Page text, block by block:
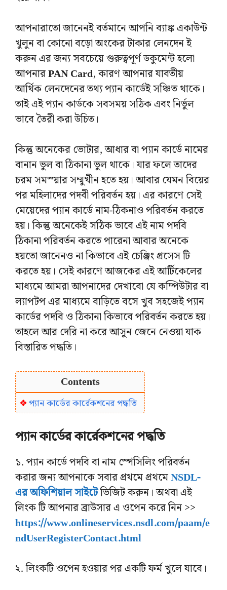
আপনারাতো জানেনই বর্তমানে আপনি ব্যাঙ্ক একাউন্ট
খুলুন বা কোনো বড়ো অংকের টাকার লেনদেন ই
করুন এর জন্য সবচেয়ে গুরুত্বপূর্ণ ডকুমেন্ট হলো
আপনারPAN Card, কারণ আপনার যাবতীয়
আর্থিক লেনদেনের তথ্য প্যান কার্ডেই সঞ্চিত থাকে।
তাই এই প্যান কার্ডকে সবসময় সঠিক এবং নির্ভুল
ভাবে তৈরী করা উচিত।
কিন্তু অনেকের ভোটার, আধার বা প্যান কার্ডে নামের
বানান ভুল বা ঠিকানা ভুল থাকে। যার ফলে তাদের
চরম সমস্য়ার সম্মুখীন হতে হয়। আবার যেমন বিয়ের
পর মহিলাদের পদবী পরিবর্তন হয়। এর কারণে সেই
মেয়েদের প্যান কার্ডে নাম-ঠিকনাও পরিবর্তন করতে
হয়। কিন্তু অনেকেই সঠিক ভাবে এই নাম পদবি
ঠিকানা পরিবর্তন করতে পারেনা আবার অনেকে
হয়তো জানেনও না কিভাবে এই চেঞ্জিং প্রসেস টি
করতে হয়। সেই কারণে আজকের এই আর্টিকেলের
মাধ্যমে আমরা আপনাদের দেখাবো যে কম্পিউটার বা
ল্যাপটপ এর মাধ্যমে বাড়িতে বসে খুব সহজেই প্যান
কার্ডের পদবি ও ঠিকানা কিভাবে পরিবর্তন করতে হয়।
তাহলে আর দেরি না করে আসুন জেনে নেওয়া যাক
বিস্তারিত পদ্ধতি।
Contents
প্যান কার্ডের কার্রেকশনের পদ্ধতি
প্যান কার্ডের কার্রেকশনের পদ্ধতি
১. প্যান কার্ডে পদবি বা নাম স্পেসিলিং পরিবর্তন
করার জন্য আপনাকে সবার প্রথমে প্রথমেNSDL-
এর অফিশিয়াল সাইটেভিজিট করুন। অথবা এই
লিংক টি আপনার ব্রাউসার এ ওপেন করে নিন >>
https://www.onlineservices.nsdl.com/paam/e
ndUserRegisterContact.html
২. লিংকটি ওপেন হওয়ার পর একটি ফর্ম খুলে যাবে।